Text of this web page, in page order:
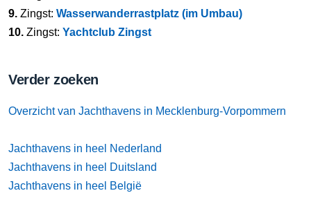
9. Zingst: Wasserwanderrastplatz (im Umbau)
10. Zingst: Yachtclub Zingst
Verder zoeken
Overzicht van Jachthavens in Mecklenburg-Vorpommern
Jachthavens in heel Nederland
Jachthavens in heel Duitsland
Jachthavens in heel België